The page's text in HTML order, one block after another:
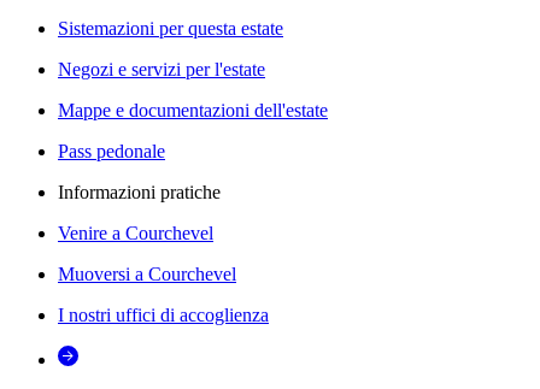
Sistemazioni per questa estate
Negozi e servizi per l'estate
Mappe e documentazioni dell'estate
Pass pedonale
Informazioni pratiche
Venire a Courchevel
Muoversi a Courchevel
I nostri uffici di accoglienza